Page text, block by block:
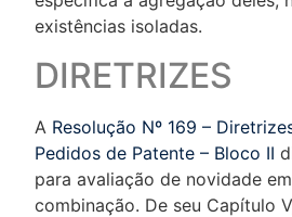
existências isoladas.
DIRETRIZES
A Resolução Nº 169 –
Pedidos de Patente – Bloco II
para avaliação de novidade
combinação. De seu Capítulo